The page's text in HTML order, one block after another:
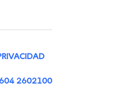
604 2602100